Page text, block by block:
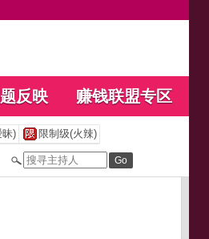
反映 赚钱联盟专区
昧) 限制级(火辣)